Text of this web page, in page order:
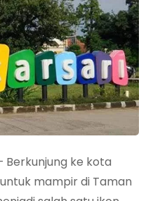
Berkunjung ke kota
mampir di Taman